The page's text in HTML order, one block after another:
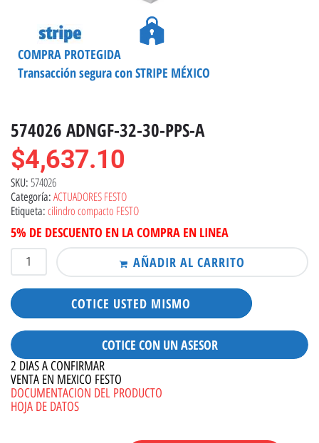
Transacción segura con STRIPE MÉXICO
COMPRA PROTEGIDA
574026 ADNGF-32-30-PPS-A
$4,637.10
SKU: 574026
Categoría: ACTUADORES FESTO
Etiqueta: cilindro compacto FESTO
5% DE DESCUENTO EN LA COMPRA EN LINEA
AÑADIR AL CARRITO
COTICE USTED MISMO
COTICE CON UN ASESOR
2 DIAS A CONFIRMAR
VENTA EN MEXICO FESTO
DOCUMENTACION DEL PRODUCTO
HOJA DE DATOS